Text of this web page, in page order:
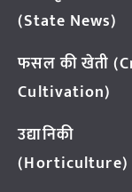
(State News)
फसल की खेती
Cultivation)
उद्यानिकी
(Horticulture)